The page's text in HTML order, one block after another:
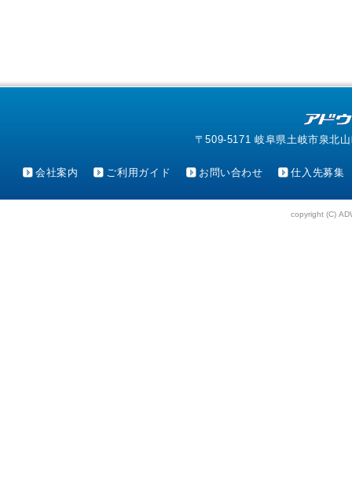
〒509-5171 岐阜県土岐市泉北
会社案内 ご利用ガイド お問い合わせ 仕入先募集
copyright (C)